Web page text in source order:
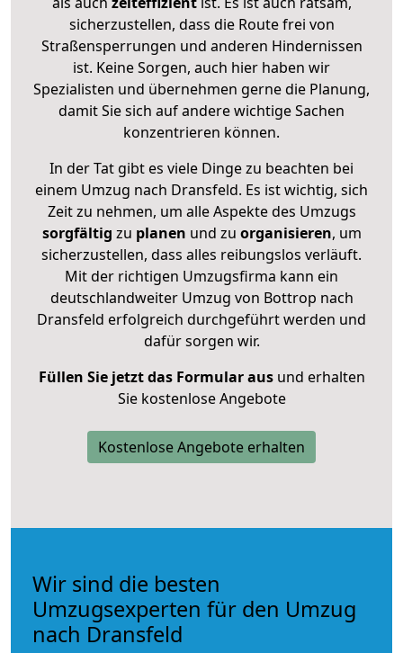
sicherzustellen, dass die Route frei von
Straßensperrungen und anderen Hindernissen
ist. Keine Sorgen, auch hier haben wir
Spezialisten und übernehmen gerne die Planung,
damit Sie sich auf andere wichtige Sachen
konzentrieren können.
In der Tat gibt es viele Dinge zu beachten bei
einem Umzug nach Dransfeld. Es ist wichtig, sich
Zeit zu nehmen, um alle Aspekte des Umzugs
sorgfältig zu planen und zu organisieren, um
sicherzustellen, dass alles reibungslos verläuft.
Mit der richtigen Umzugsfirma kann ein
deutschlandweiter Umzug von Bottrop nach
Dransfeld erfolgreich durchgeführt werden und
dafür sorgen wir.
Füllen Sie jetzt das Formular ausund erhalten
Sie kostenlose Angebote
Kostenlose Angebote erhalten
Wir sind die besten
Umzugsexperten für den Umzug
nach Dransfeld